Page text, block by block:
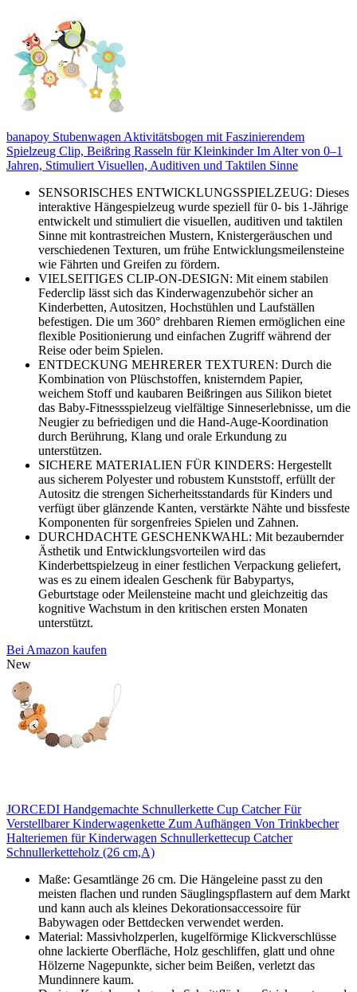
banapoy Stubenwagen Aktivitätsbogen mit Faszinierendem
Spielzeug Clip, Beißring Rasseln für Kleinkinder Im Alter von 0–1
Jahren, Stimuliert Visuellen, Auditiven und Taktilen Sinne
SENSORISCHES ENTWICKLUNGSSPIELZEUG: Dieses
interaktive Hängespielzeug wurde speziell für 0- bis 1-Jährige
entwickelt und stimuliert die visuellen, auditiven und taktilen
Sinne mit kontrastreichen Mustern, Knistergeräuschen und
verschiedenen Texturen, um frühe Entwicklungsmeilensteine ​​
wie Fährten und Greifen zu fördern.
VIELSEITIGES CLIP-ON-DESIGN: Mit einem stabilen
Federclip lässt sich das Kinderwagenzubehör sicher an
Kinderbetten, Autositzen, Hochstühlen und Laufställen
befestigen. Die um 360° drehbaren Riemen ermöglichen eine
flexible Positionierung und einfachen Zugriff während der
Reise oder beim Spielen.
ENTDECKUNG MEHRERER TEXTUREN: Durch die
Kombination von Plüschstoffen, knisterndem Papier,
weichem Stoff und kaubaren Beißringen aus Silikon bietet
das Baby-Fitnessspielzeug vielfältige Sinneserlebnisse, um die
Neugier zu befriedigen und die Hand-Auge-Koordination
durch Berührung, Klang und orale Erkundung zu
unterstützen.
SICHERE MATERIALIEN FÜR KINDERS: Hergestellt
aus sicherem Polyester und robustem Kunststoff, erfüllt der
Autositz die strengen Sicherheitsstandards für Kinders und
verfügt über glänzende Kanten, verstärkte Nähte und bissfeste
Komponenten für sorgenfreies Spielen und Zahnen.
DURCHDACHTE GESCHENKWAHL: Mit bezaubernder
Ästhetik und Entwicklungsvorteilen wird das
Kinderbettspielzeug in einer festlichen Verpackung geliefert,
was es zu einem idealen Geschenk für Babypartys,
Geburtstage oder Meilensteine ​​macht und gleichzeitig das
kognitive Wachstum in den kritischen ersten Monaten
unterstützt.
Bei Amazon kaufen
New
JORCEDI Handgemachte Schnullerkette Cup Catcher Für
Verstellbarer Kinderwagenkette Zum Aufhängen Von Trinkbecher
Halteriemen für Kinderwagen Schnullerkettecup Catcher
Schnullerketteholz (26 cm,A)
Maße: Gesamtlänge 26 cm. Die Hängeleine passt zu den
meisten flachen und runden Säuglingspflastern auf dem Markt
und kann auch als kleines Dekorationsaccessoire für
Babywagen oder Bettdecken verwendet werden.
Material: Massivholzperlen, kugelförmige Klickverschlüsse
ohne lackierte Oberfläche, Holz geschliffen, glatt und ohne
Hölzerne Nagepunkte, sicher beim Beißen, verletzt das
Mundinnere kaum.